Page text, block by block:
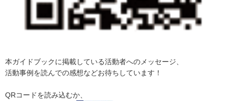
免責事項
サイトマップ
本ガイドブックに掲載している活動者へのメッセージ、
活動事例を読んでの感想などお待ちしています！
QRコードを読み込むか、